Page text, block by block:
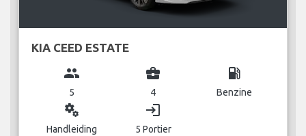
KIA CEED ESTATE
group
5
business_center
4
local_gas_station
Benzine
miscellaneous_services
Handleiding
login
5 Portier